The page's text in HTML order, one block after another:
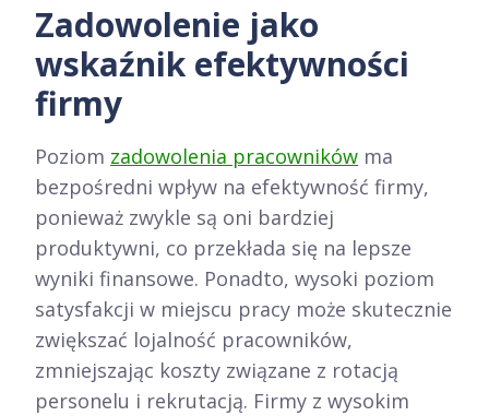
Zadowolenie jako
wskaźnik efektywności
firmy
Poziom zadowolenia pracowników ma
bezpośredni wpływ na efektywność firmy,
ponieważ zwykle są oni bardziej
produktywni, co przekłada się na lepsze
wyniki finansowe. Ponadto, wysoki poziom
satysfakcji w miejscu pracy może skutecznie
zwiększać lojalność pracowników,
zmniejszając koszty związane z rotacją
personelu i rekrutacją. Firmy z wysokim